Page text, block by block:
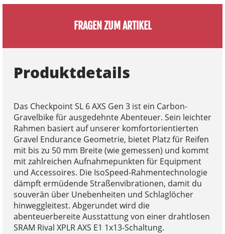
FRAGEN ZUM ARTIKEL
Produktdetails
Das Checkpoint SL 6 AXS Gen 3 ist ein Carbon-
Gravelbike für ausgedehnte Abenteuer. Sein leichter
Rahmen basiert auf unserer komfortorientierten
Gravel Endurance Geometrie, bietet Platz für Reifen
mit bis zu 50 mm Breite (wie gemessen) und kommt
mit zahlreichen Aufnahmepunkten für Equipment
und Accessoires. Die IsoSpeed-Rahmentechnologie
dämpft ermüdende Straßenvibrationen, damit du
souverän über Unebenheiten und Schlaglöcher
hinweggleitest. Abgerundet wird die
abenteuerbereite Ausstattung von einer drahtlosen
SRAM Rival XPLR AXS E1 1x13-Schaltung.